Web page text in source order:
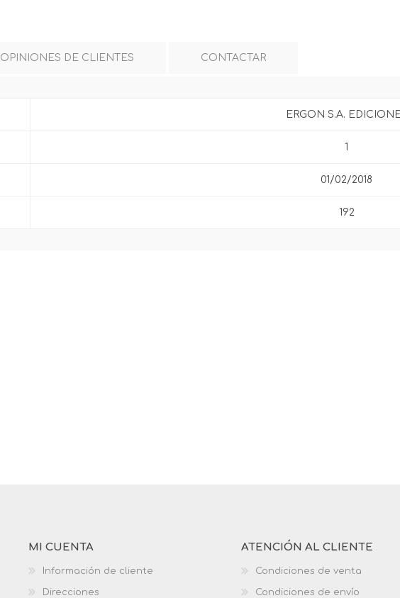
OPINIONES DE CLIENTES CONTACTAR
ERGON S.A.
1
01/02/2018
192
MI CUENTA
Información de cliente
Direcciones
ATENCIÓN AL CLIENTE
Condiciones de venta
Condiciones de envío